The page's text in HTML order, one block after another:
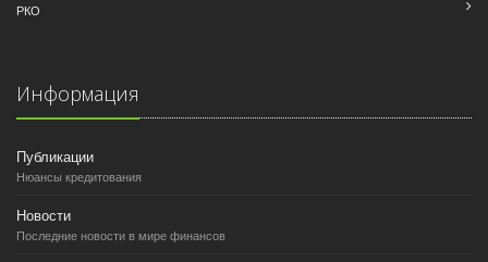
РКО
Информация
Публикации
Нюансы кредитования
Новости
Последние новости в мире финансов